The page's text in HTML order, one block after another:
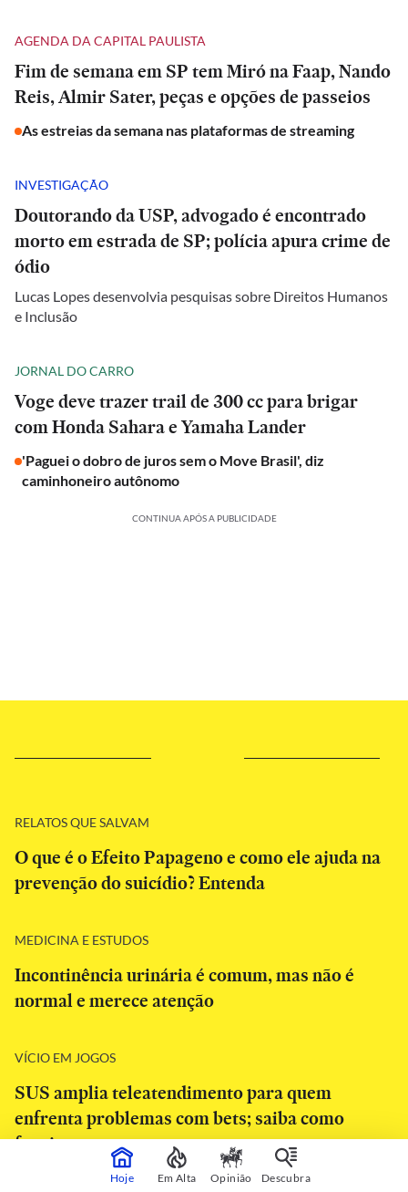
AGENDA DA CAPITAL PAULISTA
Fim de semana em SP tem Miró na Faap, Nando
Reis, Almir Sater, peças e opções de passeios
As estreias da semana nas plataformas de streaming
INVESTIGAÇÃO
Doutorando da USP, advogado é encontrado
morto em estrada de SP; polícia apura crime de
ódio
Lucas Lopes desenvolvia pesquisas sobre Direitos Humanos
e Inclusão
JORNAL DO CARRO
Voge deve trazer trail de 300 cc para brigar
com Honda Sahara e Yamaha Lander
'Paguei o dobro de juros sem o Move Brasil', diz
caminhoneiro autônomo
CONTINUA APÓS A PUBLICIDADE
RELATOS QUE SALVAM
O que é o Efeito Papageno e como ele ajuda na
prevenção do suicídio? Entenda
MEDICINA E ESTUDOS
Incontinência urinária é comum, mas não é
normal e merece atenção
VÍCIO EM JOGOS
SUS amplia teleatendimento para quem
enfrenta problemas com bets; saiba como
funciona
Hoje Em Alta Opinião Descubra